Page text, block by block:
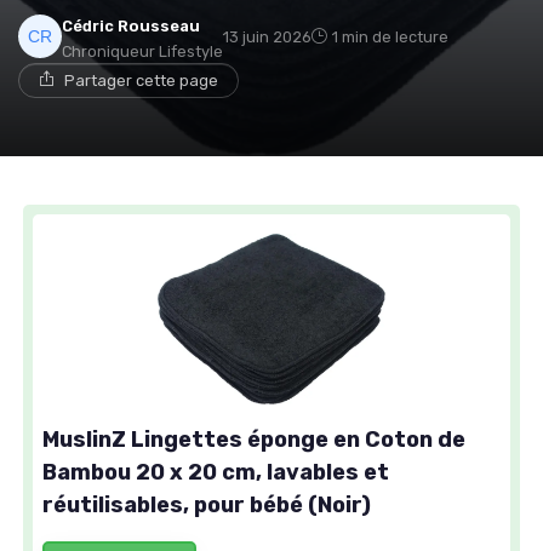
Cédric Rousseau
Chroniqueur Lifestyle
13 juin 2026 1 min de lecture
Partager cette page
MuslinZ Lingettes éponge en Coton de
Bambou 20 x 20 cm, lavables et
réutilisables, pour bébé (Noir)